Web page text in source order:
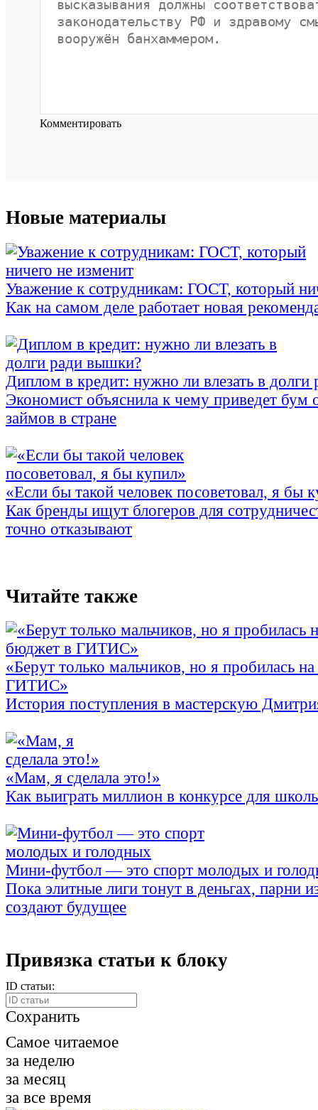
Комментировать
Новые материалы
Уважение к сотрудникам: ГОСТ, который
Как на самом деле работает новая
Диплом в кредит: нужно ли влезать в
Экономист объяснила к чему приведет бум
займов в стране
«Если бы такой человек посоветовал, я бы
Как бренды ищут блогеров для
точно отказывают
Читайте также
«Берут только мальчиков, но я пробилась
ГИТИС»
История поступления в мастерскую
«Мам, я сделала это!»
Как выиграть миллион в конкурсе для
Мини-футбол — это спорт молодых и
Пока элитные лиги тонут в деньгах, парни
создают будущее
Привязка статьи к блоку
ID статьи:
Сохранить
Самое читаемое
за неделю
за месяц
за все время